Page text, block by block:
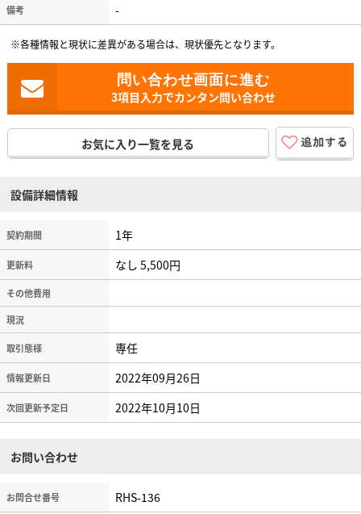
備考 -
※各種情報と現状に差異がある場合は、現状優先となります。
3項目入力でカンタン問い合わせ
お気に入り一覧を見る
設備詳細情報
契約期間 1年
更新料 なし 5,500円
その他費用
現況
取引態様 専任
情報更新日 2022年09月26日
次回更新予定日 2022年10月10日
お問い合わせ
お問合せ番号 RHS-136